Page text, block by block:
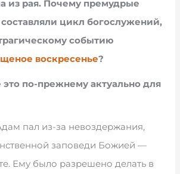
из рая. Почему премудрые
цикл богослужений,
событию
воскресенье?
это по-прежнему актуально для
пал из-за невоздержания,
заповеди Божией —
Ему было разрешено делать в